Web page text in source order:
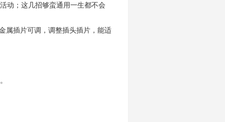
动；这几招够蛮通用一生都不会
属插片可调，调整插头插片，能适